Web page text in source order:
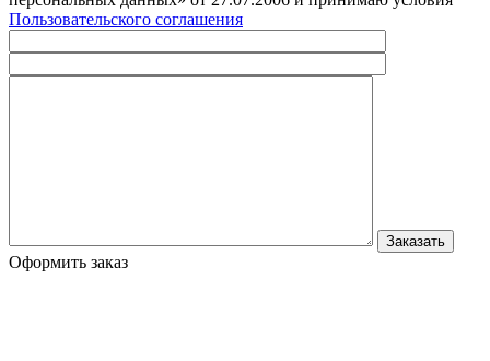
Пользовательского соглашения
Оформить заказ